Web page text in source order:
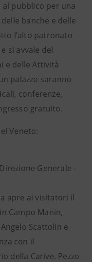
al pubblico per una
banche e delle
l’alto patronato
si avvale del
e delle Attività
palazzo saranno
conferenze,
gratuito.
Veneto:
Generale -
apre ai visitatori il
Campo Manin,
Scattolin e
con il
della Carive. Pezzo